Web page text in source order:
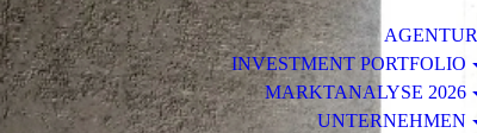
AGENTUR
INVESTMENT PORTFOLIO
MARKTANALYSE 2026
UNTERNEHMEN